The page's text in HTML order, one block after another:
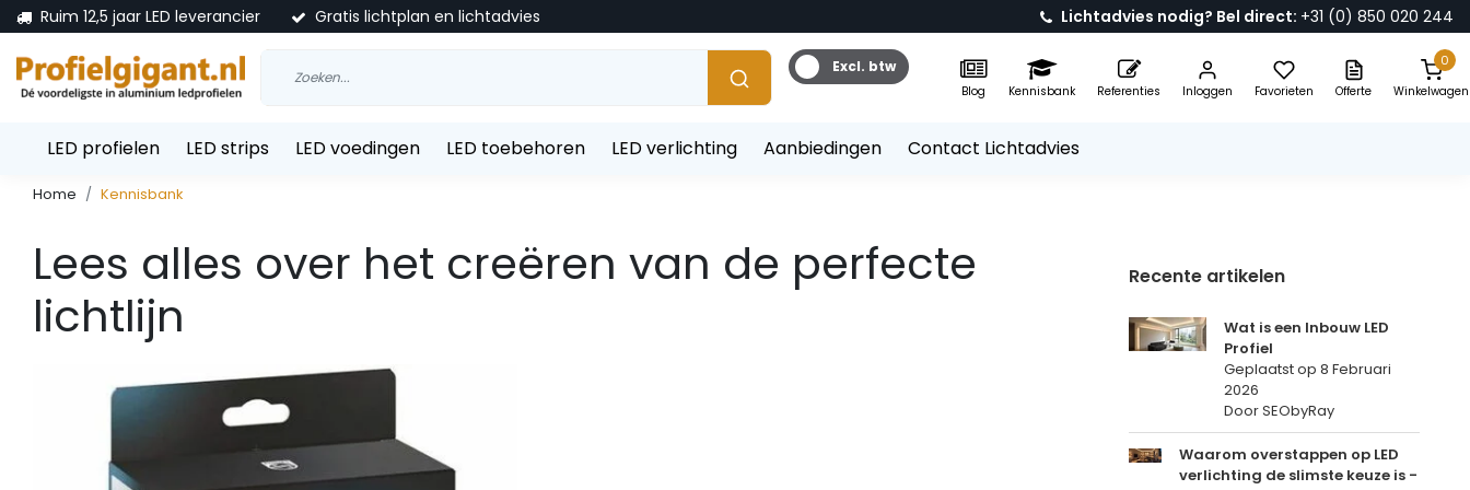
Ruim 12,5 jaar LED leverancier Gratis lichtplan en lichtadvies Lichtadvies nodig? Bel direct: +31 (0) 850 020 244
Excl. btw
Blog Kennisbank Referenties Inloggen Favorieten Offerte
0
Winkelwagen
LED profielen LED strips LED voedingen LED toebehoren LED verlichting Aanbiedingen Contact Lichtadvies
Home Kennisbank
Lees alles over het creëren van de perfecte
lichtlijn
Recente artikelen
Wat is een Inbouw LED
Profiel
Geplaatst op8 Februari
2026
Door SEObyRay
Waarom overstappen op LED
verlichting de slimste keuze is -